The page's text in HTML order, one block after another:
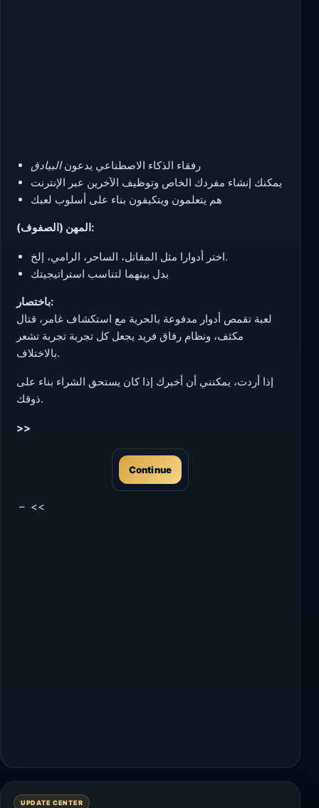
رفقاء الذكاء الاصطناعي يدعونالبيادق
يمكنك إنشاء مفردك الخاص وتوظيف الآخرين عبر الإنترنت
هم يتعلمون ويتكيفون بناء على أسلوب لعبك
المهن (الصفوف):
اختر أدوارا مثل المقاتل، الساحر، الرامي، إلخ.
بدل بينهما لتناسب استراتيجيتك
باختصار:
لعبة تقمص أدوار مدفوعة بالحرية مع استكشاف غامر، قتال
مكثف، ونظام رفاق فريد يجعل كل تجربة تجربة تشعر
بالاختلاف.
إذا أردت، يمكنني أن أخبرك إذا كان يستحق الشراء بناء على
ذوقك.
>>
Continue
– <<
UPDATE CENTER